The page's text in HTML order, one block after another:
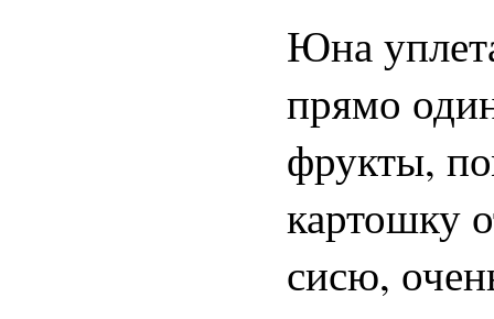
Юна
прямо
фрукты,
картошку
сисю,